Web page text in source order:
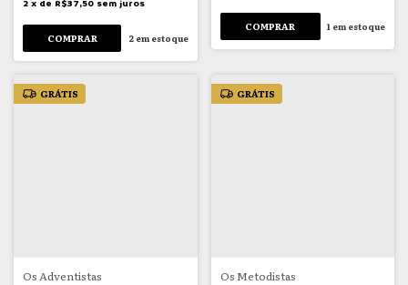
2 x de R$37,50 sem juros
2em estoque
1 em estoque
GRÁTIS
Os Adventistas
GRÁTIS
Os Metodistas